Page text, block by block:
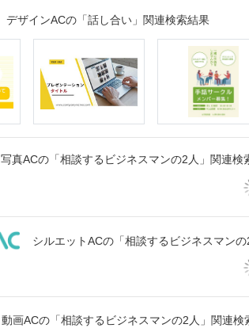
デザインACの「話し合い」関連検索結果
写真ACの「相談するビジネスマンの2人」関連検
シルエットACの「相談するビジネスマン
動画ACの「相談するビジネスマンの2人」関連検